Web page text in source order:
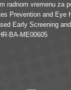
radnom vremenu za
Prevention and Eye
Early Screening
BA-ME00605